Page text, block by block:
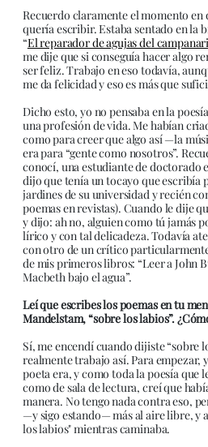
Recuerdo claramente el momento en
quería escribir. Estaba sentado en la
“El reparador de agujas del
me dije que si conseguía hacer algo
ser feliz. Trabajo en eso todavía,
me da felicidad y eso es más que
Dicho esto, yo no pensaba en la
una profesión de vida. Me habían
como para creer que algo así —la
era para “gente como nosotros”.
conocí, una estudiante de doctorado
dijo que tenía un tocayo que escribía
jardines de su universidad y recién
poemas en revistas). Cuando le dije
y dijo: ah no, alguien como tú jamás
lírico y con tal delicadeza. Todavía
con otro de un crítico
de mis primeros libros: “Leer a John
Macbeth bajo el agua”.
Leí que escribes los poemas en tu
Mandelstam, “sobre los labios”.
Sí, me encendí cuando dijiste “sobre
realmente trabajo así. Para empezar,
poeta era, y como toda la poesía que
como de sala de lectura, creí que
manera. No tengo nada contra eso,
—y sigo estando— más al aire libre, y
los labios" mientras caminaba.